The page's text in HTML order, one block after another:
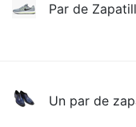
Par de
Un par de